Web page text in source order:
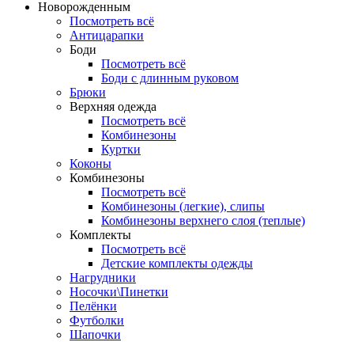
Новорожденным
Посмотреть всё
Антицарапки
Боди
Посмотреть всё
Боди с длинным руковом
Брюки
Верхняя одежда
Посмотреть всё
Комбинезоны
Куртки
Коконы
Комбинезоны
Посмотреть всё
Комбинезоны (легкие), слипы
Комбинезоны верхнего слоя (теплые)
Комплекты
Посмотреть всё
Детские комплекты одежды
Нагрудники
Носочки\Пинетки
Пелёнки
Футболки
Шапочки